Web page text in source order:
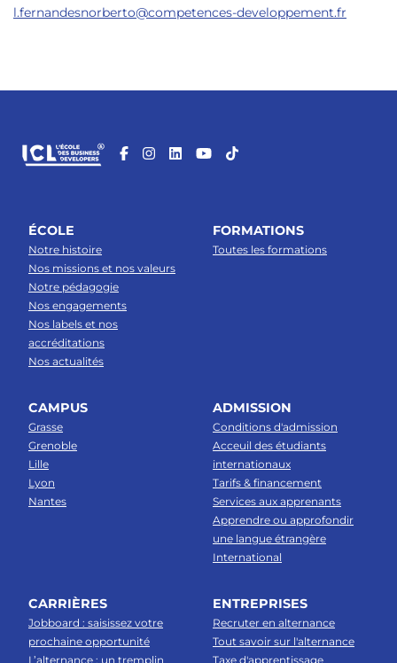
l.fernandesnorberto@competences-developpement.fr
ÉCOLE
Notre histoire
Nos missions et nos valeurs
Notre pédagogie
Nos engagements
Nos labels et nos
accréditations
Nos actualités
FORMATIONS
Toutes les formations
CAMPUS
Grasse
Grenoble
Lille
Lyon
Nantes
ADMISSION
Conditions d'admission
Acceuil des étudiants
internationaux
Tarifs & financement
Services aux apprenants
Apprendre ou approfondir
une langue étrangère
International
CARRIÈRES
Jobboard : saisissez votre
prochaine opportunité
L’alternance : un tremplin
ENTREPRISES
Recruter en alternance
Tout savoir sur l'alternance
Taxe d'apprentissage